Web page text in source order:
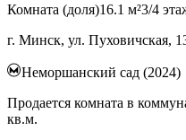
Комната (доля)16.1 м²3/4
г. Минск, ул. Пуховичская,
Неморшанский сад (2024)
Продается комната в
кв.м.